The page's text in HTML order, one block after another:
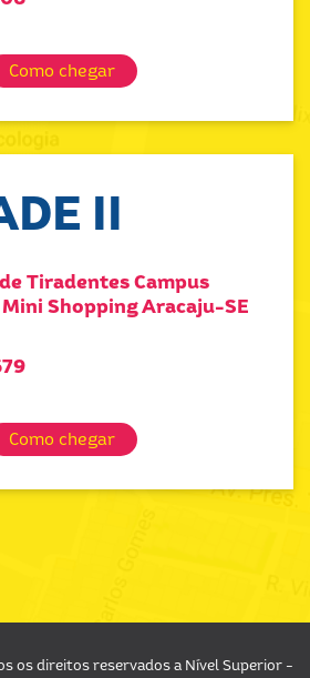
Como chegar
II
Tiradentes Campus
Shopping Aracaju-SE
Como chegar
os direitos reservados a Nível Superior -